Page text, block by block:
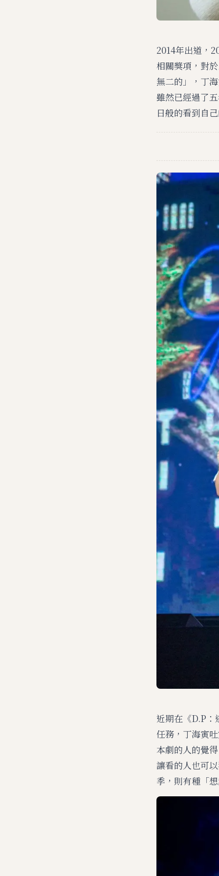
2014年出道，
相關獎項，對
無二的」，丁
雖然已經過了
日般的看到自
近期在《D.P
任務，丁海寅
本劇的人的覺
讓看的人也可
季，則有種「